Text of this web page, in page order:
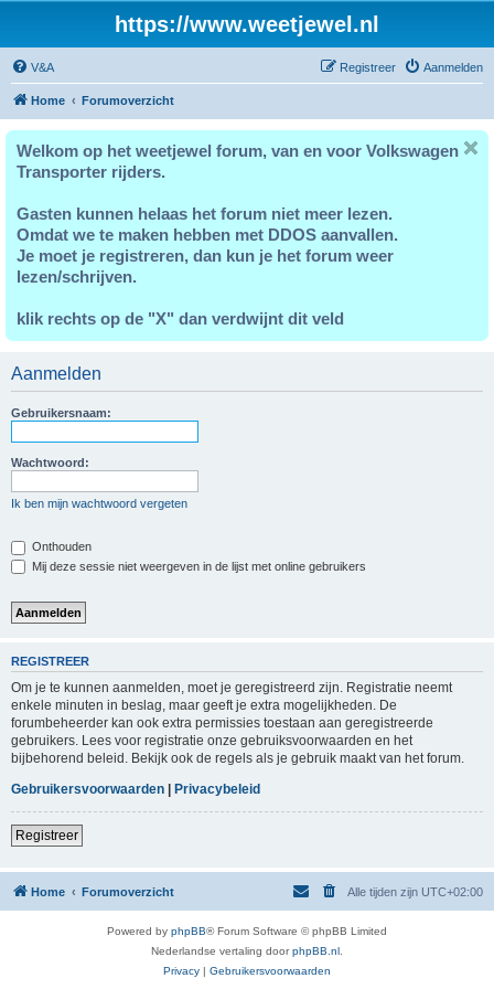
https://www.weetjewel.nl
V&A Aanmelden
Registreer
Home Forumoverzicht
Welkom op het weetjewel forum, van en voor Volkswagen
Transporter rijders.
Gasten kunnen helaas het forum niet meer lezen.
Omdat we te maken hebben met DDOS aanvallen.
Je moet je registreren, dan kun je het forum weer
lezen/schrijven.
klik rechts op de "X" dan verdwijnt dit veld
Aanmelden
Gebruikersnaam:
Wachtwoord:
Ik ben mijn wachtwoord vergeten
Onthouden
Mij deze sessie niet weergeven in de lijst met online gebruikers
REGISTREER
Om je te kunnen aanmelden, moet je geregistreerd zijn. Registratie neemt
enkele minuten in beslag, maar geeft je extra mogelijkheden. De
forumbeheerder kan ook extra permissies toestaan aan geregistreerde
gebruikers. Lees voor registratie onze gebruiksvoorwaarden en het
bijbehorend beleid. Bekijk ook de regels als je gebruik maakt van het forum.
Gebruikersvoorwaarden | Privacybeleid
Registreer
Home Forumoverzicht Alle tijden zijn UTC+02:00
Powered by phpBB® Forum Software © phpBB Limited
Nederlandse vertaling doorphpBB.nl
Privacy | Gebruikersvoorwaarden